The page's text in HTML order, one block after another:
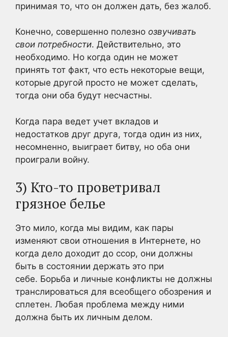
принимая то, что он должен дать, без жалоб.
Конечно, совершенно полезно озвучивать
свои потребности. Действительно, это
необходимо. Но когда один не может
принять тот факт, что есть некоторые вещи,
которые другой просто не может сделать,
тогда они оба будут несчастны.
Когда пара ведет учет вкладов и
недостатков друг друга, тогда один из них,
несомненно, выиграет битву, но оба они
проиграли войну.
3) Кто-то проветривал
грязное белье
Это мило, когда мы видим, как пары
изменяют свои отношения в Интернете, но
когда дело доходит до ссор, они должны
быть в состоянии держать это при
себе. Борьба и личные конфликты не должны
транслироваться для всеобщего обозрения и
сплетен. Любая проблема между ними
должна быть их личным делом.